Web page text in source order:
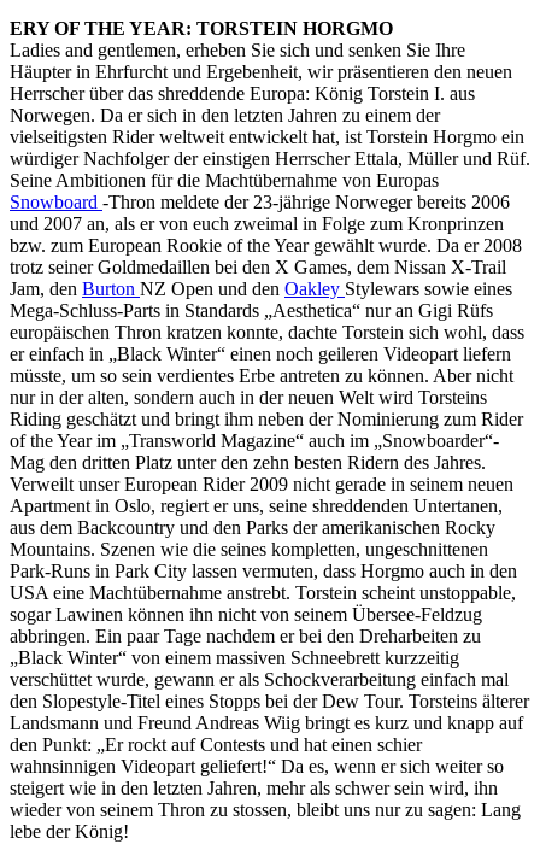
ERY OF THE YEAR: TORSTEIN HORGMO
Ladies and gentlemen, erheben Sie sich und senken Sie Ihre
Häupter in Ehrfurcht und Ergebenheit, wir präsentieren den neuen
Herrscher über das shreddende Europa: König Torstein I. aus
Norwegen. Da er sich in den letzten Jahren zu einem der
vielseitigsten Rider weltweit entwickelt hat, ist Torstein Horgmo ein
würdiger Nachfolger der einstigen Herrscher Ettala, Müller und Rüf.
Seine Ambitionen für die Machtübernahme von Europas
Snowboard -Thron meldete der 23-jährige Norweger bereits 2006
und 2007 an, als er von euch zweimal in Folge zum Kronprinzen
bzw. zum European Rookie of the Year gewählt wurde. Da er 2008
trotz seiner Goldmedaillen bei den X Games, dem Nissan X-Trail
Jam, den Burton NZ Open und den Oakley Stylewars sowie eines
Mega-Schluss-Parts in Standards „Aesthetica“ nur an Gigi Rüfs
europäischen Thron kratzen konnte, dachte Torstein sich wohl, dass
er einfach in „Black Winter“ einen noch geileren Videopart liefern
müsste, um so sein verdientes Erbe antreten zu können. Aber nicht
nur in der alten, sondern auch in der neuen Welt wird Torsteins
Riding geschätzt und bringt ihm neben der Nominierung zum Rider
of the Year im „Transworld Magazine“ auch im „Snowboarder“-
Mag den dritten Platz unter den zehn besten Ridern des Jahres.
Verweilt unser European Rider 2009 nicht gerade in seinem neuen
Apartment in Oslo, regiert er uns, seine shreddenden Untertanen,
aus dem Backcountry und den Parks der amerikanischen Rocky
Mountains. Szenen wie die seines kompletten, ungeschnittenen
Park-Runs in Park City lassen vermuten, dass Horgmo auch in den
USA eine Machtübernahme anstrebt. Torstein scheint unstoppable,
sogar Lawinen können ihn nicht von seinem Übersee-Feldzug
abbringen. Ein paar Tage nachdem er bei den Dreharbeiten zu
„Black Winter“ von einem massiven Schneebrett kurzzeitig
verschüttet wurde, gewann er als Schockverarbeitung einfach mal
den Slopestyle-Titel eines Stopps bei der Dew Tour. Torsteins älterer
Landsmann und Freund Andreas Wiig bringt es kurz und knapp auf
den Punkt: „Er rockt auf Contests und hat einen schier
wahnsinnigen Videopart geliefert!“ Da es, wenn er sich weiter so
steigert wie in den letzten Jahren, mehr als schwer sein wird, ihn
wieder von seinem Thron zu stossen, bleibt uns nur zu sagen: Lang
lebe der König!